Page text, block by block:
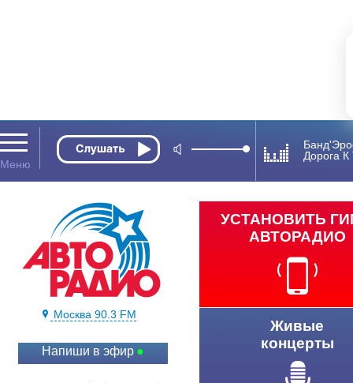
Дорога
Москва 90.3 FM
Напиши в эфир
УСТАНОВИТЬ
АВТОРАДИО
Живые
концерты